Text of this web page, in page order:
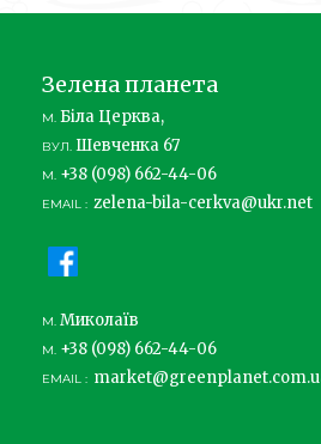
Зелена планета
М. Біла Церква,
ВУЛ. Шевченка 67
М. +38 (098) 662-44-06
EMAIL : zelena-bila-cerkva@ukr.net
М. Миколаїв
М. +38 (098) 662-44-06
EMAIL :